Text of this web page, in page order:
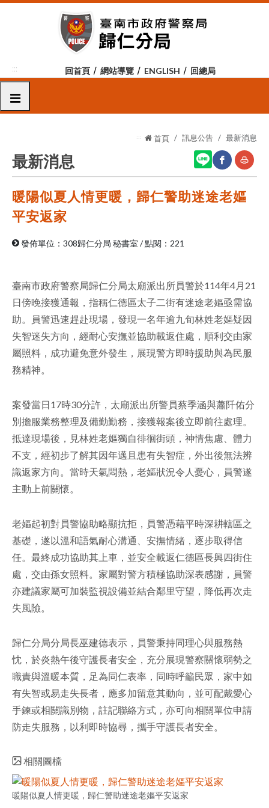
跳
容
塊
::: 回首頁 網站導覽 ENGLISH 回總局
選單
::: 首頁 訊息公告 最新消息
最新消息
網
facebook
友
暖陽似夏人情更暖，歸仁警助迷途老嫗
平安返家
發佈單位：308歸仁分局 秘書室 /點閱：221
臺南市政府警察局歸仁分局太廟派出所員警於114年4月21
日傍晚接獲通報，指稱仁德區太子二街有迷途老嫗亟需協
助。員警迅速趕赴現場，發現一名年逾九旬林姓老嫗疑因
失智迷失方向，經耐心安撫並協助載返住處，順利交由家
屬照料，成功避免意外發生，展現警方即時援助與為民服
務精神。
案發當日17時30分許，太廟派出所警員蔡季涵與蕭阡佑分
別擔服業務整理及備勤勤務，接獲報案後立即前往處理。
抵達現場後，見林姓老嫗獨自徘徊街頭，神情焦慮、體力
不支，經初步了解其因年邁且患有失智症，外出後無法辨
識返家方向。當時天氣悶熱，老嫗狀況令人憂心，員警遂
主動上前關懷。
老嫗起初對員警協助略顯抗拒，員警憑藉平時深耕轄區之
基礎，遂以溫和語氣耐心溝通、安撫情緒，逐步取得信
任。最終成功協助其上車，並安全載返仁德區長興四街住
處，交由孫女照料。家屬對警方積極協助深表感謝，員警
亦建議家屬可加裝監視設備並結合鄰里守望，降低再次走
失風險。
歸仁分局分局長巫建德表示，員警秉持同理心與服務熱
忱，於炎熱午後守護長者安全，充分展現警察關懷弱勢之
職責與溫暖本質，足為同仁表率，同時呼籲民眾，家中如
有失智或易走失長者，應多加留意其動向，並可配戴愛心
手鍊或相關識別物，註記聯絡方式，亦可向相關單位申請
防走失服務，以利即時協尋，攜手守護長者安全。
相關圖檔
暖陽似夏人情更暖，歸仁警助迷途老嫗平安返家